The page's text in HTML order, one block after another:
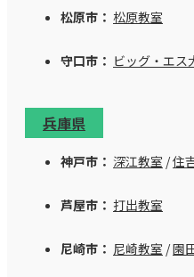
松原市： 松原教室
守口市： ビッグ・エス
兵庫県
神戸市： 深江教室 /住
芦屋市： 打出教室
尼崎市： 尼崎教室 /園